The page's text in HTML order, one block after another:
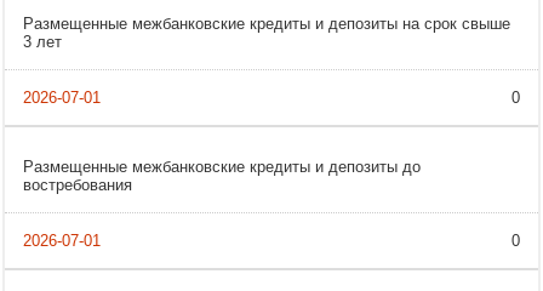
Размещенные межбанковские кредиты и депозиты на срок свыше
3 лет
0
Размещенные межбанковские кредиты и депозиты до
востребования
0